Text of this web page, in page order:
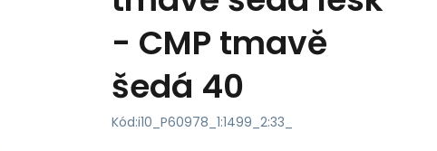
- CMP tmavě
šedá 40
Kód:i10_P60978_1:1499_2:33_